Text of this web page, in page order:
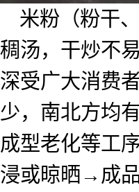
米粉（粉干
稠汤，干炒不
深受广大消费
少，南北方均
成型老化等工
浸或晾晒→成品